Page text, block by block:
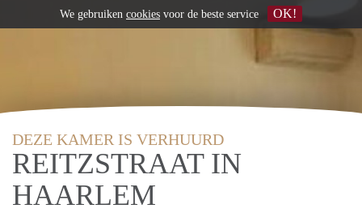
DEZE KAMER IS VERHUURD
REITZSTRAAT IN
HAARLEM
We gebruiken cookies voor de beste service OK!